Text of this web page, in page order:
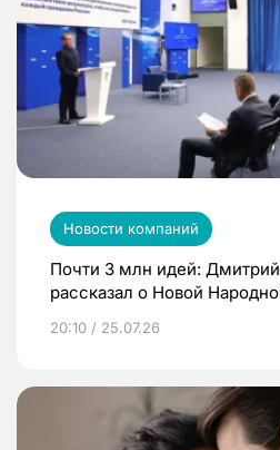
Новости компаний
Почти 3 млн идей:
рассказал о Новой
20:10 / 25.07.26